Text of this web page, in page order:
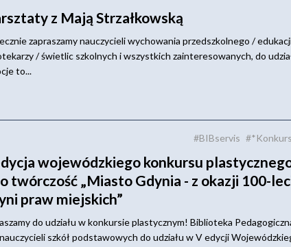
z Mają Strzałkowską
zapraszamy nauczycieli wychowania przedszkolnego /
/ świetlic szkolnych i wszystkich zainteresowanych, do
to...
#BIBservis
wojewódzkiego konkursu
twórczość „Miasto Gdynia - z okazji 100-
praw miejskich”
do udziału w konkursie plastycznym! Biblioteka
szkół podstawowych do udziału w V edycji